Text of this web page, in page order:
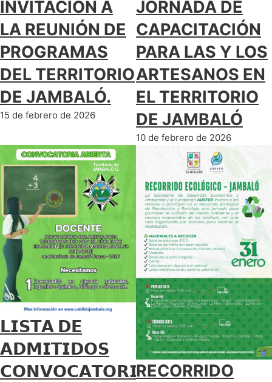
INVITACIÓN A
LA REUNIÓN DE
PROGRAMAS
DEL TERRITORIO
DE JAMBALÓ.
15 de febrero de 2026
JORNADA DE
CAPACITACIÓN
PARA LAS Y LOS
ARTESANOS EN
EL TERRITORIO
DE JAMBALÓ
10 de febrero de 2026
𝗟𝗜𝗦𝗧𝗔 𝗗𝗘
𝗔𝗗𝗠𝗜𝗧𝗜𝗗𝗢𝗦
𝗖𝗢𝗡𝗩𝗢𝗖𝗔𝗧𝗢𝗥𝗜𝗔RECORRIDO